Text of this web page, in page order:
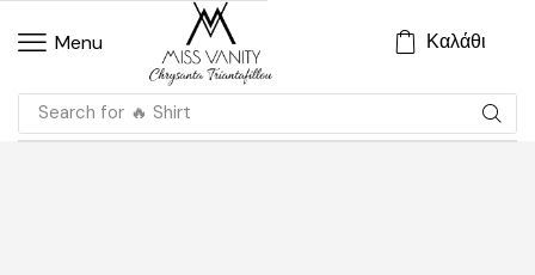
Menu Καλάθι
Search for 🔥 Shirt